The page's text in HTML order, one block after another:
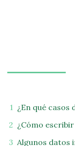
¿En qué casos
¿Cómo
Algunos datos